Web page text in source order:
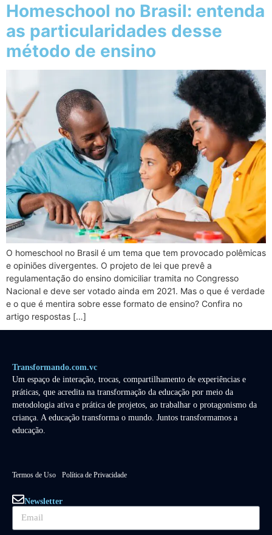
Homeschool no Brasil: entenda
as particularidades desse
método de ensino
O homeschool no Brasil é um tema que tem provocado polêmicas
e opiniões divergentes. O projeto de lei que prevê a
regulamentação do ensino domiciliar tramita no Congresso
Nacional e deve ser votado ainda em 2021. Mas o que é verdade
e o que é mentira sobre esse formato de ensino? Confira no
artigo respostas […]
Transformando.com.vc
Um espaço de interação, trocas, compartilhamento de experiências e
práticas, que acredita na transformação da educação por meio da
metodologia ativa e prática de projetos, ao trabalhar o protagonismo da
criança. A educação transforma o mundo. Juntos transformamos a
educação.
Termos de Uso Política de Privacidade
Newsletter